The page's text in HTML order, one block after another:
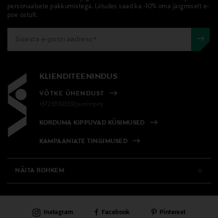
personaalsete pakkumistega. Liitudes saad ka -10% oma järgmiselt e-
poe ostult.
KLIENDITEENINDUS
VÕTKE ÜHENDUST
+372 6339539(pvm/mpm)
KORDUMA KIPPUVAD KÜSIMUSED
KAMPAANIATE TINGIMUSED
NÄITA ROHKEM
PÜSIKLIENDITEENINDUS
Instagram Facebook Pinterest